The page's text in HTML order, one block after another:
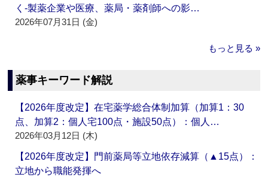
く‐製薬企業や医療、薬局・薬剤師への影…
2026年07月31日 (金)
もっと見る »
薬事キーワード解説
【2026年度改定】在宅薬学総合体制加算（加算1：30
点、加算2：個人宅100点・施設50点）：個人…
2026年03月12日 (木)
【2026年度改定】門前薬局等立地依存減算（▲15点）：
立地から職能発揮へ